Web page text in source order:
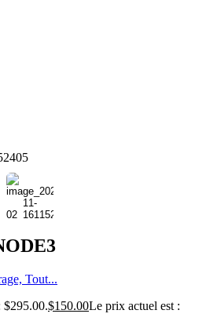
Tout...
$150.00Le prix actuel est :